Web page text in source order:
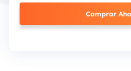
Comprar